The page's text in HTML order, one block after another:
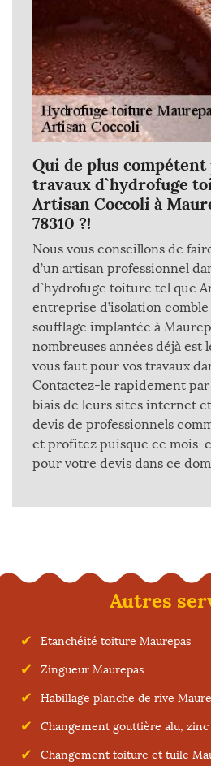
Qui de plus compétent
travaux d`hydrofuge
Artisan Coccoli à
78310 ?!
Nous vous conseillons de
d’un artisan professionnel
d`hydrofuge toiture tel que
entreprise d’isolation
soufflage implantée à
nombreuses années déjà est
vous faut pour vos travaux
Contactez-le rapidement
biais de leurs sites internet
devis de professionnels
et profitez puisque ce mois-
pour votre devis dans ce
Autres
Etanchéité toiture Maurepas
Zingueur Maurepas
Habillage planche de rive
Changement gouttière alu, zinc
Changement toiture et tuile